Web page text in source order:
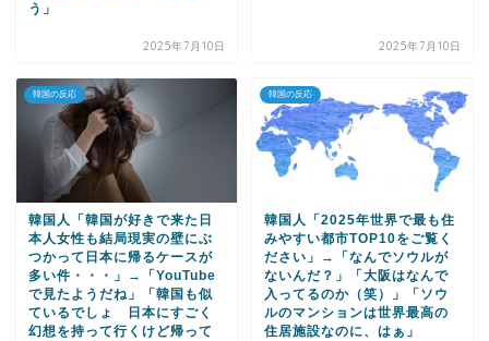
う」
2025年7月10日 2025年7月10日
韓国の反応
韓国人「韓国が好きで来た日
本人女性も結局現実の壁にぶ
つかって日本に帰るケースが
多い件・・・」→「YouTube
で見たようだね」「韓国も似
ているでしょ 日本にすごく
幻想を持って行くけど帰って
韓国の反応
韓国人「2025年世界で最も住
みやすい都市TOP10をご覧く
ださい」→「なんでソウルが
ないんだ？」「大阪はなんで
入ってるのか（笑）」「ソウ
ルのマンションは世界最高の
住居施設なのに、はぁ」